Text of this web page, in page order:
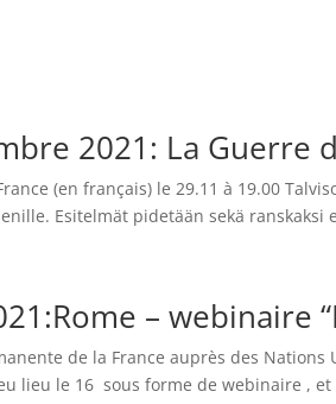
2021: La Guerre
(en français) le 29.11 à 19.00
Esitelmät pidetään sekä
– webinaire
de la France auprès des
lieu le 16 sous forme de webinaire ,